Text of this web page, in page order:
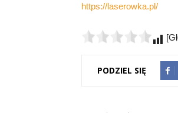
https://laserowka.pl/
PODZIEL SIĘ